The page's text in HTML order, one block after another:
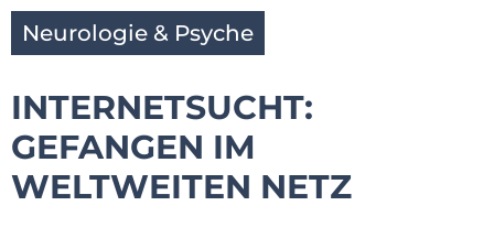
Neurologie & Psyche
INTERNETSUCHT:
GEFANGEN IM
WELTWEITEN NETZ